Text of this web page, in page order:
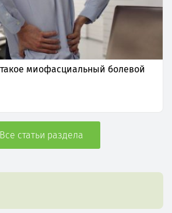
миофасциальный болевой
Все статьи раздела